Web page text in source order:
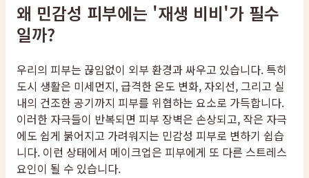
왜 민감성 피부에는 '재생 비비'가 필수
일까?
우리의 피부는 끊임없이 외부 환경과 싸우고 있습니다. 특히
도시 생활은 미세먼지, 급격한 온도 변화, 자외선, 그리고 실
내의 건조한 공기까지 피부를 위협하는 요소로 가득합니다.
이러한 자극들이 반복되면 피부 장벽은 손상되고, 작은 자극
에도 쉽게 붉어지고 가려워지는 민감성 피부로 변하기 쉽습
니다. 이런 상태에서 메이크업은 피부에게 또 다른 스트레스
요인이 될 수 있습니다.